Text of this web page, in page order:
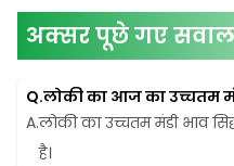
अक्सर पूछे गए सवाल
Q.लोकी का आज का उच्चतम
A.लोकी का उच्चतम मंडी भाव
है।